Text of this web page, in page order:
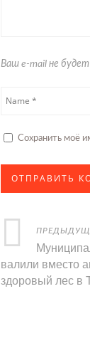
Ваш e-mail не
Сохранить моё
валили вместо
здоровый лес в